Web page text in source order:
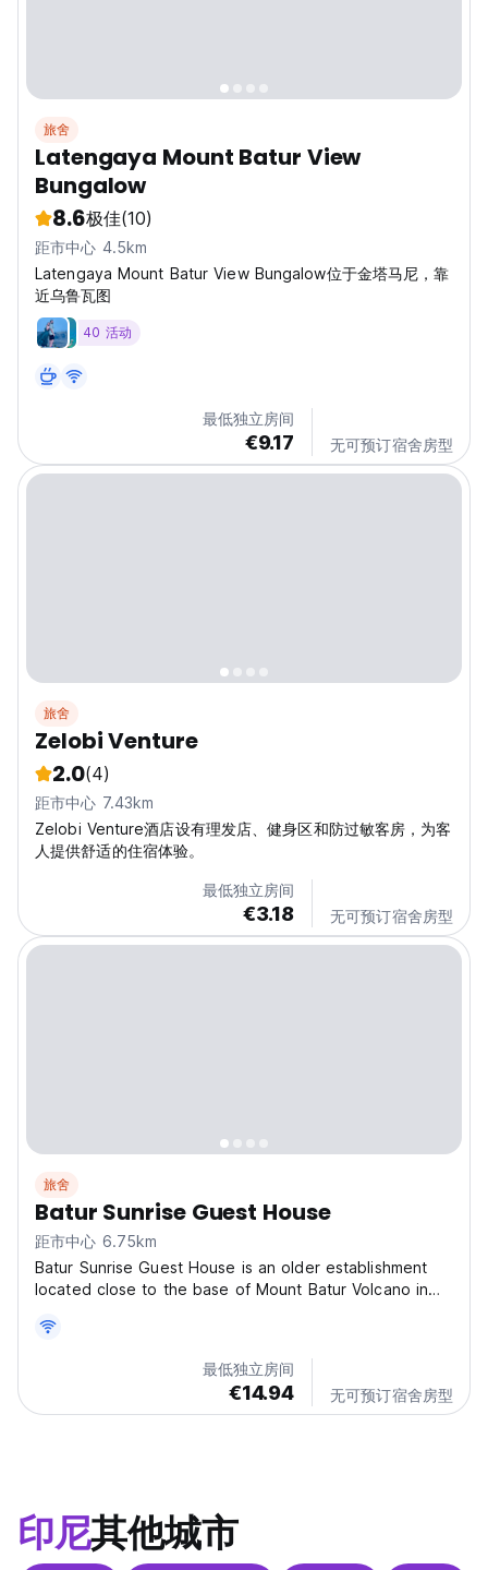
旅舍
Latengaya Mount Batur View
Bungalow
8.6极佳(10)
距市中心 4.5km
Latengaya Mount Batur View Bungalow位于金塔马尼，靠
近乌鲁瓦图
40 活动
最低独立房间
€9.17 无可预订宿舍房型
旅舍
Zelobi Venture
2.0(4)
距市中心 7.43km
Zelobi Venture酒店设有理发店、健身区和防过敏客房，为客
人提供舒适的住宿体验。
最低独立房间
€3.18 无可预订宿舍房型
旅舍
Batur Sunrise Guest House
距市中心 6.75km
Batur Sunrise Guest House is an older establishment
located close to the base of Mount Batur Volcano in
renovating and repairing the buildings, we offer a
variety of comfortable and affordable rooms.
最低独立房间
€14.94 无可预订宿舍房型
印尼其他城市